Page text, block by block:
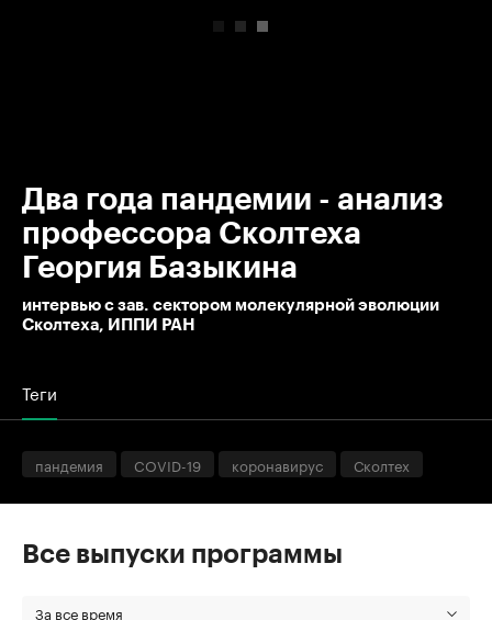
Два года пандемии - анализ
профессора Сколтеха
Георгия Базыкина
интервью с зав. сектором молекулярной эволюции
Сколтеха, ИППИ РАН
Теги
пандемия COVID-19 коронавирус Сколтех
Все выпуски программы
За все время